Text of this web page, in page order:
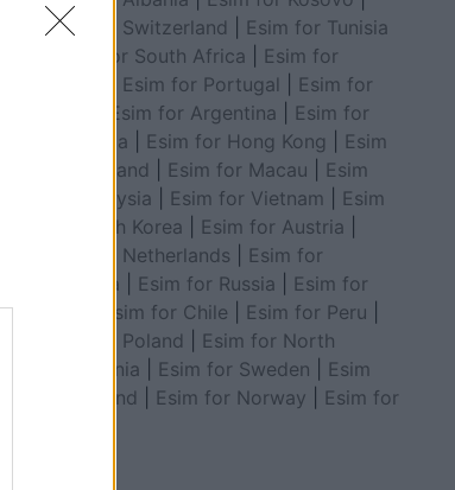
Esim for Switzerland
Esim for Tunisia
Esim for South Africa
Esim for
Esim for Portugal
Esim for
Esim for Argentina
Esim for
Colombia
Esim for Hong Kong
Esim
for Thailand
Esim for Macau
Esim
for Malaysia
Esim for Vietnam
Esim
for South Korea
Esim for Austria
Esim for Netherlands
Esim for
Australia
Esim for Russia
Esim for
Esim for Chile Esim for Peru
Esim for Poland
Esim for North
Macedonia
Esim for Sweden
Esim
for Finland
Esim for Norway
Esim for